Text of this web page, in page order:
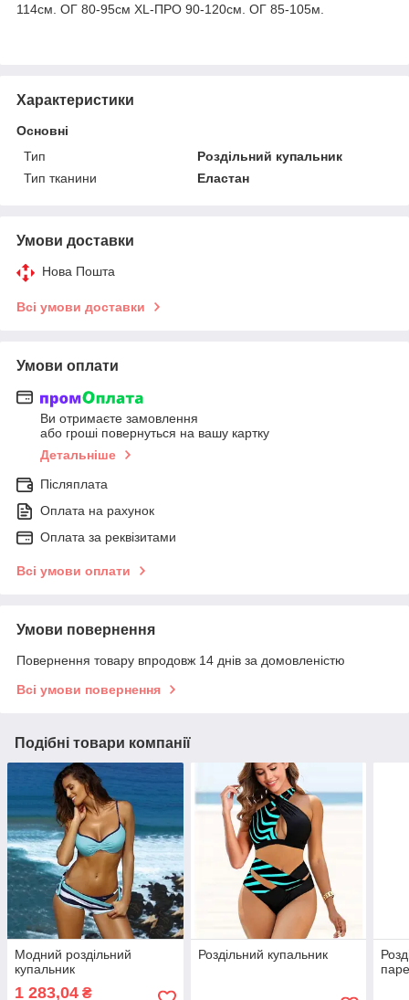
114см. ОГ 80-95см XL-ПРО 90-120см. ОГ 85-105м.
Характеристики
Основні
Тип
Роздільний купальник
Тип тканини
Еластан
Умови доставки
Нова Пошта
Всі умови доставки
Умови оплати
Ви отримаєте замовлення
або гроші повернуться на вашу картку
Детальніше
Післяплата
Оплата на рахунок
Оплата за реквізитами
Всі умови оплати
Умови повернення
Повернення товару впродовж 14 днів за домовленістю
Всі умови повернення
Подібні товари компанії
Модний роздільний
купальник
1 283,04 ₴
Роздільний купальник